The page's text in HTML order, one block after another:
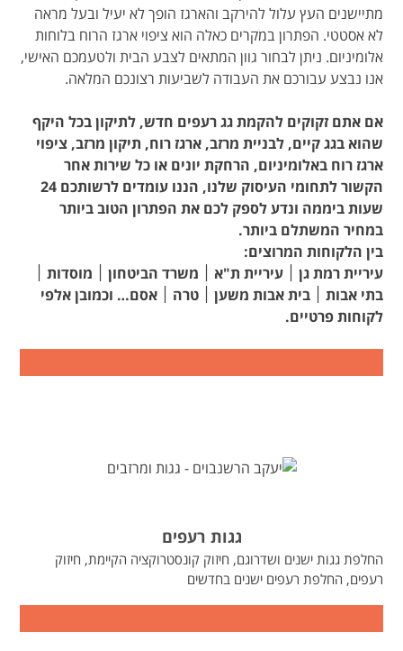
מתיישנים העץ עלול להירקב והארגז הופך לא יעיל ובעל מראה
לא אסטטי. הפתרון במקרים כאלה הוא ציפוי ארגז הרוח בלוחות
אלומיניום. ניתן לבחור גוון המתאים לצבע הבית ולטעמכם האישי,
אנו נבצע עבורכם את העבודה לשביעות רצונכם המלאה.
אם אתם זקוקים להקמת גג רעפים חדש, לתיקון בכל היקף
שהוא בגג קיים, לבניית מרזב, ארגז רוח, תיקון מרזב, ציפוי
ארגז רוח באלומיניום, הרחקת יונים או כל שירות אחר
הקשור לתחומי העיסוק שלנו, הננו עומדים לרשותכם 24
שעות ביממה ונדע לספק לכם את הפתרון הטוב ביותר
במחיר המשתלם ביותר.
בין הלקוחות המרוצים:
עיריית רמת גן ׀ עיריית ת"א ׀ משרד הביטחון ׀ מוסדות ׀
בתי אבות ׀ בית אבות משען ׀ טרה ׀ אסם… וכמובן אלפי
לקוחות פרטיים.
גגות רעפים
החלפת גגות ישנים ושדרוגם, חיזוק קונסטרוקציה הקיימת, חיזוק
רעפים, החלפת רעפים ישנים בחדשים